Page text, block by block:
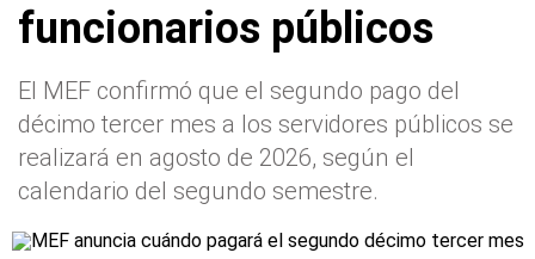
funcionarios públicos
El MEF confirmó que el segundo pago del
décimo tercer mes a los servidores públicos se
realizará en agosto de 2026, según el
calendario del segundo semestre.